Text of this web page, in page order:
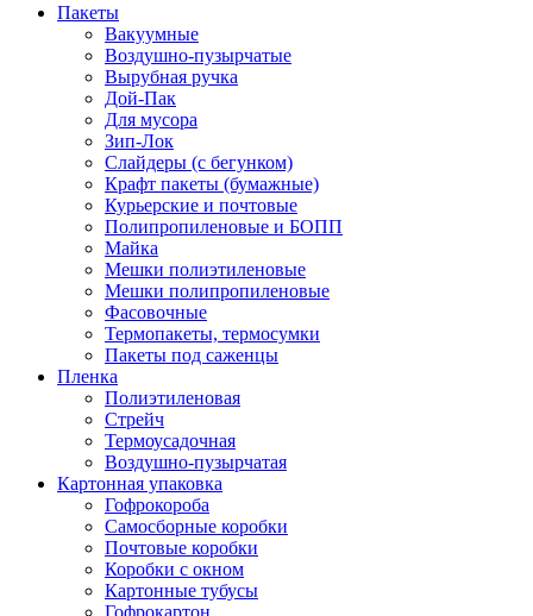
Пакеты
Вакуумные
Воздушно-пузырчатые
Вырубная ручка
Дой-Пак
Для мусора
Зип-Лок
Слайдеры (с бегунком)
Крафт пакеты (бумажные)
Курьерские и почтовые
Полипропиленовые и БОПП
Майка
Мешки полиэтиленовые
Мешки полипропиленовые
Фасовочные
Термопакеты, термосумки
Пакеты под саженцы
Пленка
Полиэтиленовая
Стрейч
Термоусадочная
Воздушно-пузырчатая
Картонная упаковка
Гофрокороба
Самосборные коробки
Почтовые коробки
Коробки с окном
Картонные тубусы
Гофрокартон